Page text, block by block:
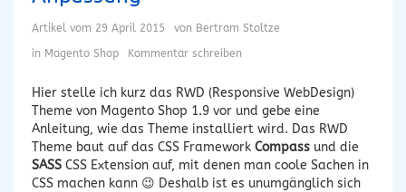
Artikel vom 29 April 2015 von Bertram Stoltze
in Magento Shop Kommentar schreiben
Hier stelle ich kurz das RWD (Responsive WebDesign)
Theme von Magento Shop 1.9 vor und gebe eine
Anleitung, wie das Theme installiert wird. Das RWD
Theme baut auf das CSS Framework Compass und die
SASS CSS Extension auf, mit denen man coole Sachen in
CSS machen kann 😉 Deshalb ist es unumgänglich sich